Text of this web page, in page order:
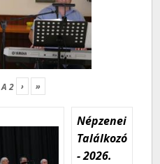
A2 › »
Népzenei
Találkozó
- 2026.